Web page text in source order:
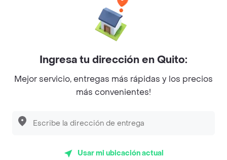
Pide tu comida favorita cerca de ti
2026 Rappi Inc. All rights reserved.
Ingresa tu dirección en Quito:
Mejor servicio, entregas más rápidas y los precios
más convenientes!
Usar mi ubicación actual